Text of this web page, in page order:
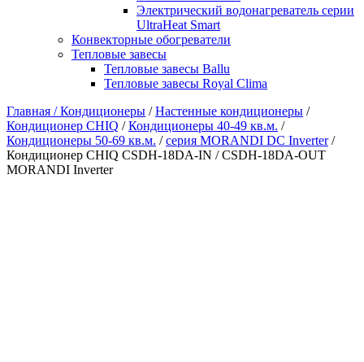
Электрический водонагреватель серии
UltraHeat Smart
Конвекторные обогреватели
Тепловые завесы
Тепловые завесы Ballu
Тепловые завесы Royal Clima
Главная /Кондиционеры /Настенные кондиционеры /
Кондиционер CHIQ /Кондиционеры 40-49 кв.м. /
Кондиционеры 50-69 кв.м. /серия MORANDI DC Inverter/
Кондиционер CHIQ CSDH-18DA-IN / CSDH-18DA-OUT
MORANDI Inverter